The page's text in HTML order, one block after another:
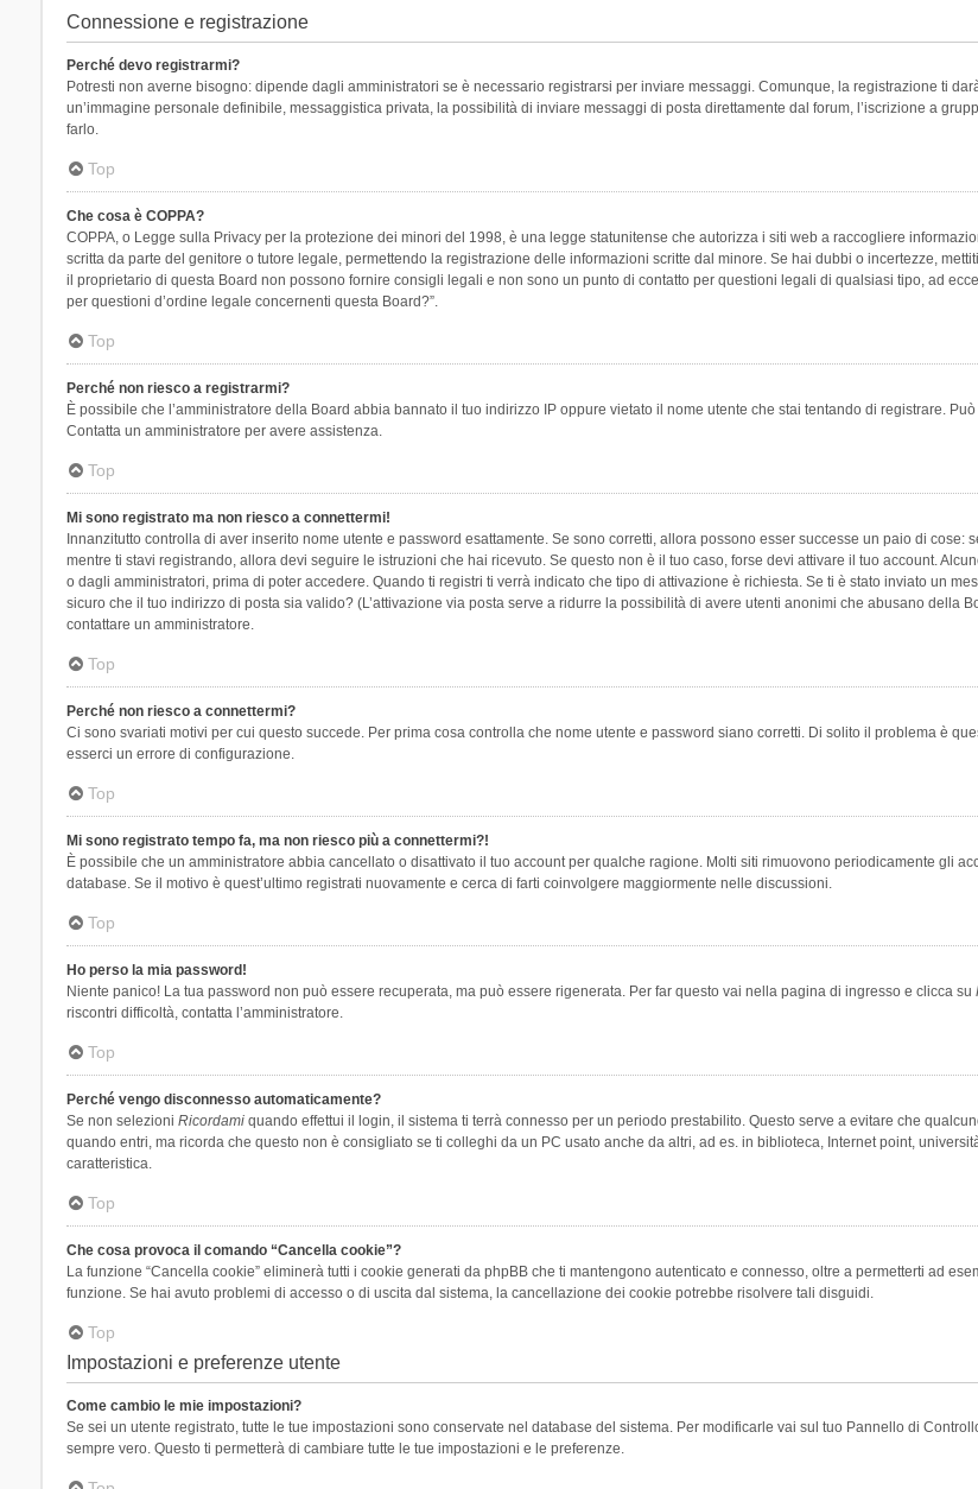
Connessione e registrazione
Perché devo registrarmi?
Potresti non averne bisogno: dipende dagli amministratori se è necessario registrarsi per inviare messaggi. Comunque, la registrazione ti
un’immagine personale definibile, messaggistica privata, la possibilità di inviare messaggi di posta direttamente dal forum, l’iscrizione a
farlo.
Top
Che cosa è COPPA?
COPPA, o Legge sulla Privacy per la protezione dei minori del 1998, è una legge statunitense che autorizza i siti web a raccogliere
scritta da parte del genitore o tutore legale, permettendo la registrazione delle informazioni scritte dal minore. Se hai dubbi o incertezze,
il proprietario di questa Board non possono fornire consigli legali e non sono un punto di contatto per questioni legali di qualsiasi tipo, ad
per questioni d’ordine legale concernenti questa Board?”.
Top
Perché non riesco a registrarmi?
È possibile che l’amministratore della Board abbia bannato il tuo indirizzo IP oppure vietato il nome utente che stai tentando di registrare.
Contatta un amministratore per avere assistenza.
Top
Mi sono registrato ma non riesco a connettermi!
Innanzitutto controlla di aver inserito nome utente e password esattamente. Se sono corretti, allora possono esser successe un paio di
mentre ti stavi registrando, allora devi seguire le istruzioni che hai ricevuto. Se questo non è il tuo caso, forse devi attivare il tuo account.
o dagli amministratori, prima di poter accedere. Quando ti registri ti verrà indicato che tipo di attivazione è richiesta. Se ti è stato inviato un
sicuro che il tuo indirizzo di posta sia valido? (L’attivazione via posta serve a ridurre la possibilità di avere utenti anonimi che abusano della
contattare un amministratore.
Top
Perché non riesco a connettermi?
Ci sono svariati motivi per cui questo succede. Per prima cosa controlla che nome utente e password siano corretti. Di solito il problema è
esserci un errore di configurazione.
Top
Mi sono registrato tempo fa, ma non riesco più a connettermi?!
È possibile che un amministratore abbia cancellato o disattivato il tuo account per qualche ragione. Molti siti rimuovono periodicamente gli
database. Se il motivo è quest’ultimo registrati nuovamente e cerca di farti coinvolgere maggiormente nelle discussioni.
Top
Ho perso la mia password!
Niente panico! La tua password non può essere recuperata, ma può essere rigenerata. Per far questo vai nella pagina di ingresso e clicca su
riscontri difficoltà, contatta l’amministratore.
Top
Perché vengo disconnesso automaticamente?
Se non selezioni Ricordamiquando effettui il login, il sistema ti terrà connesso per un periodo prestabilito. Questo serve a evitare che
quando entri, ma ricorda che questo non è consigliato se ti colleghi da un PC usato anche da altri, ad es. in biblioteca, Internet point,
caratteristica.
Top
Che cosa provoca il comando “Cancella cookie”?
La funzione “Cancella cookie” eliminerà tutti i cookie generati da phpBB che ti mantengono autenticato e connesso, oltre a permetterti ad
funzione. Se hai avuto problemi di accesso o di uscita dal sistema, la cancellazione dei cookie potrebbe risolvere tali disguidi.
Top
Impostazioni e preferenze utente
Come cambio le mie impostazioni?
Se sei un utente registrato, tutte le tue impostazioni sono conservate nel database del sistema. Per modificarle vai sul tuo Pannello di
sempre vero. Questo ti permetterà di cambiare tutte le tue impostazioni e le preferenze.